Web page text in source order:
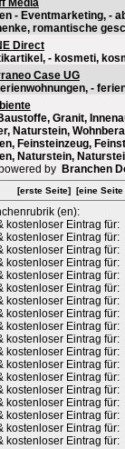
Media
- Eventmarketing, -
romantische
Direct
- kosmeti,
Case UG
-
Granit,
Naturstein,
Feinsteinzeug,
Naturstein,
by Branchen
[erste Seite] [eine
(en):
kostenloser Eintrag für:
kostenloser Eintrag für:
kostenloser Eintrag für:
kostenloser Eintrag für:
kostenloser Eintrag für:
kostenloser Eintrag für:
kostenloser Eintrag für:
kostenloser Eintrag für:
kostenloser Eintrag für:
kostenloser Eintrag für:
kostenloser Eintrag für:
kostenloser Eintrag für:
kostenloser Eintrag für:
kostenloser Eintrag für:
kostenloser Eintrag für:
kostenloser Eintrag für:
kostenloser Eintrag für:
kostenloser Eintrag für: